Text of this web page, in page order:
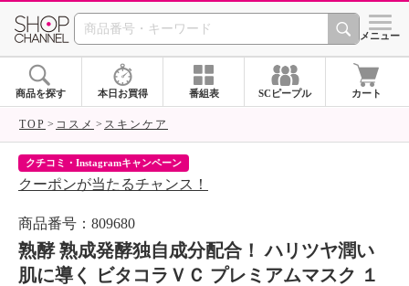
SHOP CHANNEL シメニュー
商品を探す 本日お買得 番組表 SCピープル カート
TOP コスメ スキンケア
クチコミ・Instagramキャンペーン
クーポンが当たるチャンス！
商品番号：809680
熟酵 熟成発酵独自成分配合！ ハリツヤ潤い
肌に導く ビタコラＶＣ プレミアムマスク １